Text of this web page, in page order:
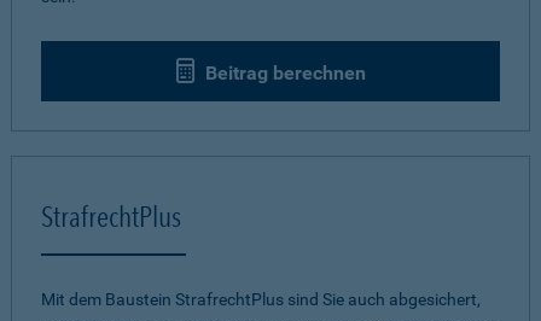
Beitrag berechnen
StrafrechtPlus
Mit dem Baustein StrafrechtPlus sind Sie auch abgesichert,